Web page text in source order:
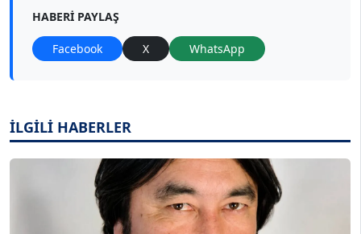
HABERI PAYLAŞ
Facebook X WhatsApp
İLGİLİ HABERLER